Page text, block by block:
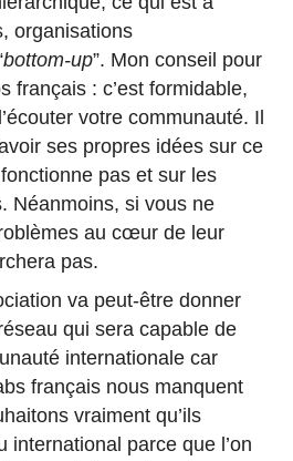
organisations
bottom-up”. Mon conseil pour
français : c’est formidable,
votre communauté. Il
ses propres idées sur ce
pas et sur les
Néanmoins, si vous ne
au cœur de leur
pas.
va peut-être donner
qui sera capable de
internationale car
français nous manquent
vraiment qu’ils
international parce que l’on